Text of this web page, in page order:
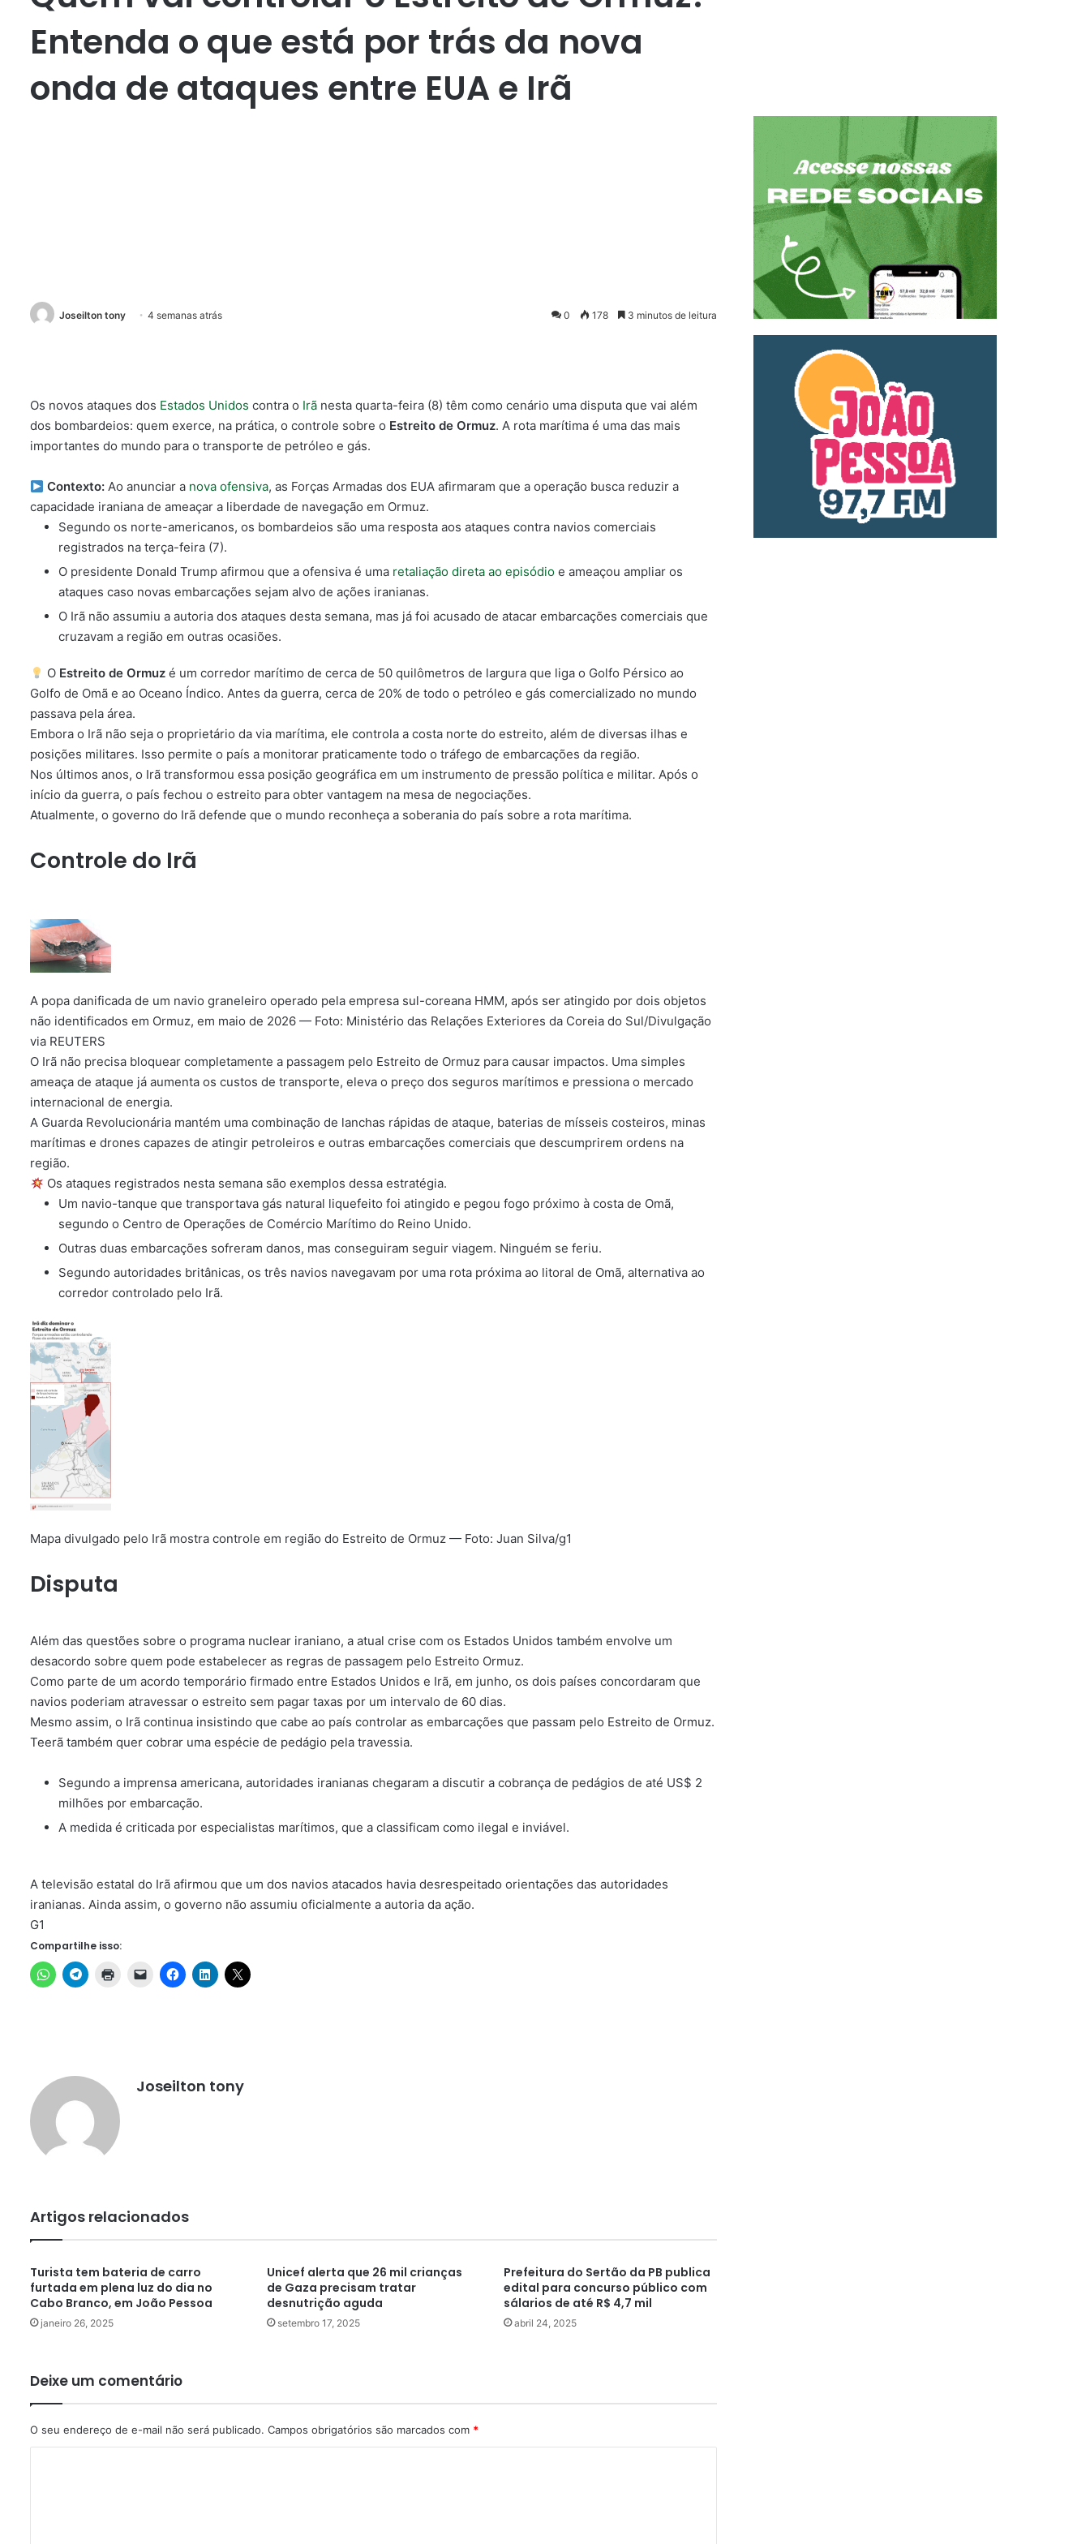
Entenda o que está por trás da nova
onda de ataques entre EUA e Irã
Joseilton tony 4 semanas atrás 0 178 3 minutos de leitura
Os novos ataques dos Estados Unidos contra o Irã nesta quarta-feira (8) têm como cenário uma disputa que vai além
dos bombardeios: quem exerce, na prática, o controle sobre o Estreito de Ormuz. A rota marítima é uma das mais
importantes do mundo para o transporte de petróleo e gás.
Contexto:Ao anunciar a nova ofensiva, as Forças Armadas dos EUA afirmaram que a operação busca reduzir a
capacidade iraniana de ameaçar a liberdade de navegação em Ormuz.
Segundo os norte-americanos, os bombardeios são uma resposta aos ataques contra navios comerciais
registrados na terça-feira (7).
O presidente Donald Trump afirmou que a ofensiva é uma retaliação direta ao episódio e ameaçou ampliar os
ataques caso novas embarcações sejam alvo de ações iranianas.
O Irã não assumiu a autoria dos ataques desta semana, mas já foi acusado de atacar embarcações comerciais que
cruzavam a região em outras ocasiões.
O Estreito de Ormuzé um corredor marítimo de cerca de 50 quilômetros de largura que liga o Golfo Pérsico ao
Golfo de Omã e ao Oceano Índico. Antes da guerra, cerca de 20% de todo o petróleo e gás comercializado no mundo
passava pela área.
Embora o Irã não seja o proprietário da via marítima, ele controla a costa norte do estreito, além de diversas ilhas e
posições militares. Isso permite o país a monitorar praticamente todo o tráfego de embarcações da região.
Nos últimos anos, o Irã transformou essa posição geográfica em um instrumento de pressão política e militar. Após o
início da guerra, o país fechou o estreito para obter vantagem na mesa de negociações.
Atualmente, o governo do Irã defende que o mundo reconheça a soberania do país sobre a rota marítima.
Controle do Irã
A popa danificada de um navio graneleiro operado pela empresa sul-coreana HMM, após ser atingido por dois objetos
não identificados em Ormuz, em maio de 2026 — Foto: Ministério das Relações Exteriores da Coreia do Sul/Divulgação
via REUTERS
O Irã não precisa bloquear completamente a passagem pelo Estreito de Ormuz para causar impactos. Uma simples
ameaça de ataque já aumenta os custos de transporte, eleva o preço dos seguros marítimos e pressiona o mercado
internacional de energia.
A Guarda Revolucionária mantém uma combinação de lanchas rápidas de ataque, baterias de mísseis costeiros, minas
marítimas e drones capazes de atingir petroleiros e outras embarcações comerciais que descumprirem ordens na
região.
Os ataques registrados nesta semana são exemplos dessa estratégia.
Um navio-tanque que transportava gás natural liquefeito foi atingido e pegou fogo próximo à costa de Omã,
segundo o Centro de Operações de Comércio Marítimo do Reino Unido.
Outras duas embarcações sofreram danos, mas conseguiram seguir viagem. Ninguém se feriu.
Segundo autoridades britânicas, os três navios navegavam por uma rota próxima ao litoral de Omã, alternativa ao
corredor controlado pelo Irã.
Mapa divulgado pelo Irã mostra controle em região do Estreito de Ormuz — Foto: Juan Silva/g1
Disputa
Além das questões sobre o programa nuclear iraniano, a atual crise com os Estados Unidos também envolve um
desacordo sobre quem pode estabelecer as regras de passagem pelo Estreito Ormuz.
Como parte de um acordo temporário firmado entre Estados Unidos e Irã, em junho, os dois países concordaram que
navios poderiam atravessar o estreito sem pagar taxas por um intervalo de 60 dias.
Mesmo assim, o Irã continua insistindo que cabe ao país controlar as embarcações que passam pelo Estreito de Ormuz.
Teerã também quer cobrar uma espécie de pedágio pela travessia.
Segundo a imprensa americana, autoridades iranianas chegaram a discutir a cobrança de pedágios de até US$ 2
milhões por embarcação.
A medida é criticada por especialistas marítimos, que a classificam como ilegal e inviável.
A televisão estatal do Irã afirmou que um dos navios atacados havia desrespeitado orientações das autoridades
iranianas. Ainda assim, o governo não assumiu oficialmente a autoria da ação.
G1
Compartilhe isso:
Joseilton tony
Artigos relacionados
Turista tem bateria de carro
furtada em plena luz do dia no
Cabo Branco, em João Pessoa
janeiro 26, 2025
Unicef alerta que 26 mil crianças
de Gaza precisam tratar
desnutrição aguda
setembro 17, 2025
Prefeitura do Sertão da PB publica
edital para concurso público com
sálarios de até R$ 4,7 mil
abril 24, 2025
Deixe um comentário
O seu endereço de e-mail não será publicado. Campos obrigatórios são marcados com *